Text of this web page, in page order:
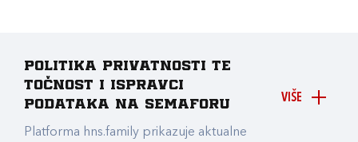
VIŠE
Politika privatnosti te
točnost i ispravci
podataka na Semaforu
Platforma hns.family prikazuje aktualne